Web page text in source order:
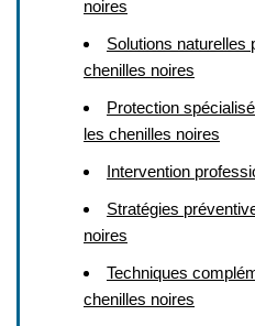
noires
Solutions naturelles
chenilles noires
Protection
les chenilles noires
Intervention
Stratégies
noires
Techniques
chenilles noires